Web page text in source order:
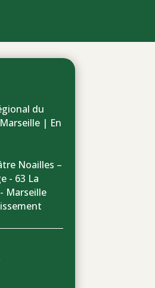
du
| En
Noailles –
- 63 La
Marseille